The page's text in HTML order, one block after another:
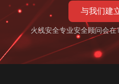
与我们建
火线安全专业安全顾问会